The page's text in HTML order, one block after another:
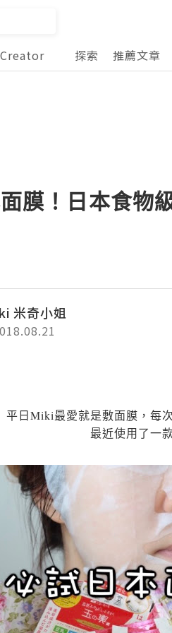
探索 推薦文章
膜！日本食物
米奇小姐
平日Miki最愛就是敷面膜，每
最近使用了一